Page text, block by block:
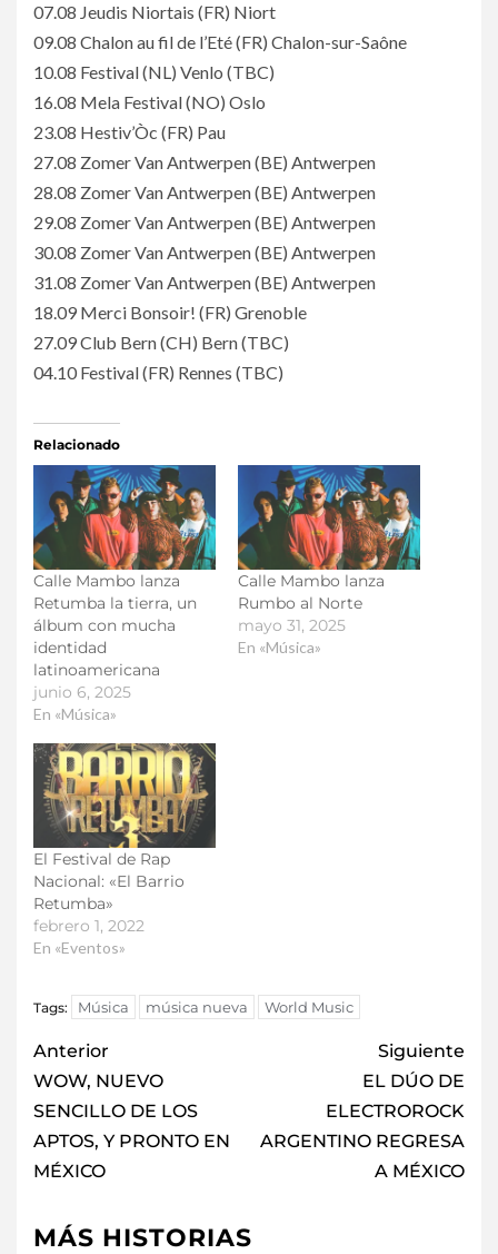
07.08 Jeudis Niortais (FR) Niort
09.08 Chalon au fil de l’Eté (FR) Chalon-sur-Saône
10.08 Festival (NL) Venlo (TBC)
16.08 Mela Festival (NO) Oslo
23.08 Hestiv’Òc (FR) Pau
27.08 Zomer Van Antwerpen (BE) Antwerpen
28.08 Zomer Van Antwerpen (BE) Antwerpen
29.08 Zomer Van Antwerpen (BE) Antwerpen
30.08 Zomer Van Antwerpen (BE) Antwerpen
31.08 Zomer Van Antwerpen (BE) Antwerpen
18.09 Merci Bonsoir! (FR) Grenoble
27.09 Club Bern (CH) Bern (TBC)
04.10 Festival (FR) Rennes (TBC)
Relacionado
Calle Mambo lanza
Retumba la tierra, un
álbum con mucha
identidad
latinoamericana
junio 6, 2025
En «Música»
Calle Mambo lanza
Rumbo al Norte
mayo 31, 2025
En «Música»
El Festival de Rap
Nacional: «El Barrio
Retumba»
febrero 1, 2022
En «Eventos»
Tags: Música música nueva World Music
Anterior
WOW, NUEVO
SENCILLO DE LOS
APTOS, Y PRONTO EN
MÉXICO
Siguiente
EL DÚO DE
ELECTROROCK
ARGENTINO REGRESA
A MÉXICO
MÁS HISTORIAS